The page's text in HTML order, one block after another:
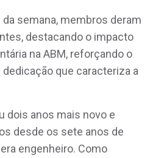
semana, membros deram
destacando o impacto
na ABM, reforçando o
que caracteriza a
dois anos mais novo e
desde os sete anos de
engenheiro. Como